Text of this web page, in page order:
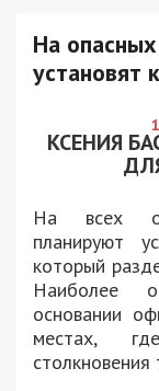
На
установят
КСЕНИЯ
На всех
планируют
который
Наиболее
основании
местах,
столкновения